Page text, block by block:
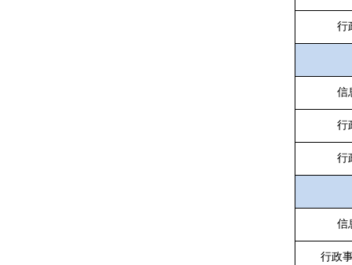
行
信
行
行
信
行政